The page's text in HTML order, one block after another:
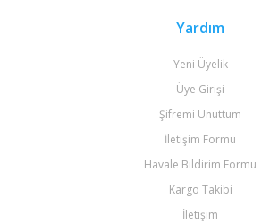
Yardım
Yeni Üyelik
Üye Girişi
Şifremi Unuttum
İletişim Formu
Havale Bildirim Formu
Kargo Takibi
İletişim